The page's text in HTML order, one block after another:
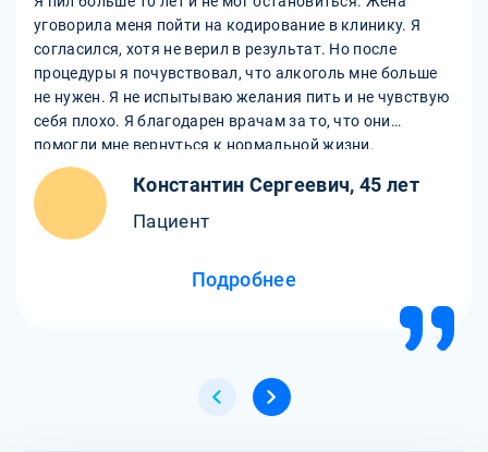
уговорила меня пойти на кодирование в клинику. Я
согласился, хотя не верил в результат. Но после
процедуры я почувствовал, что алкоголь мне больше
не нужен. Я не испытываю желания пить и не чувствую
себя плохо. Я благодарен врачам за то, что они
помогли мне вернуться к нормальной жизни.
Константин Сергеевич, 45 лет
Пациент
Подробнее